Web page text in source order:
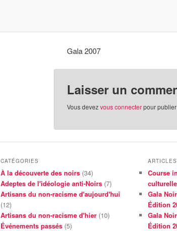
Gala 2007
Laisser un
Vous devezvous connecterpour publier
CATÉGORIES
À la découverte des noirs (34)
Adeptes de l'idéologie anti-Noirs (7)
Artisans du non-racisme d'aujourd'hui
(12)
Artisans du non-racisme d'hier (10)
Événements passés (5)
Course
culturelle
Gala
Édition
Gala
Édition